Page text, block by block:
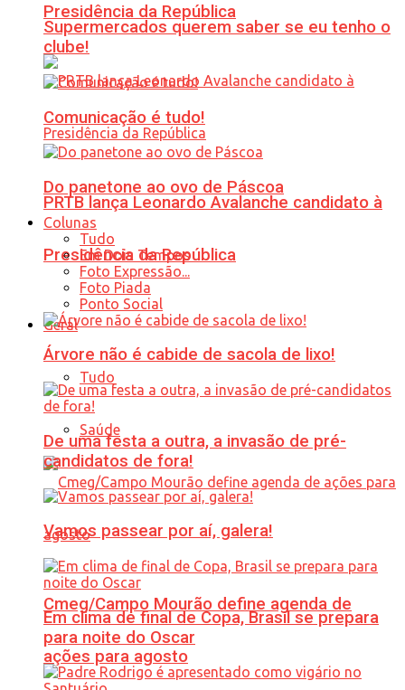
Presidência da República
PRTB lança Leonardo Avalanche candidato à
Presidência da República
Geral
Tudo
Saúde
Cmeg/Campo Mourão define agenda de
ações para agosto
Supermercados querem saber se eu tenho o
clube!
Comunicação é tudo!
Do panetone ao ovo de Páscoa
Colunas
Tudo
Em Dois Tempos
Foto Expressão...
Foto Piada
Ponto Social
Árvore não é cabide de sacola de lixo!
De uma festa a outra, a invasão de pré-
candidatos de fora!
Vamos passear por aí, galera!
Em clima de final de Copa, Brasil se prepara
para noite do Oscar